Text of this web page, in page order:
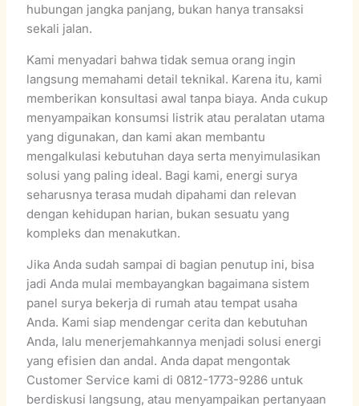
hubungan jangka panjang, bukan hanya transaksi
sekali jalan.
Kami menyadari bahwa tidak semua orang ingin
langsung memahami detail teknikal. Karena itu, kami
memberikan konsultasi awal tanpa biaya. Anda cukup
menyampaikan konsumsi listrik atau peralatan utama
yang digunakan, dan kami akan membantu
mengalkulasi kebutuhan daya serta menyimulasikan
solusi yang paling ideal. Bagi kami, energi surya
seharusnya terasa mudah dipahami dan relevan
dengan kehidupan harian, bukan sesuatu yang
kompleks dan menakutkan.
Jika Anda sudah sampai di bagian penutup ini, bisa
jadi Anda mulai membayangkan bagaimana sistem
panel surya bekerja di rumah atau tempat usaha
Anda. Kami siap mendengar cerita dan kebutuhan
Anda, lalu menerjemahkannya menjadi solusi energi
yang efisien dan andal. Anda dapat mengontak
Customer Service kami di 0812-1773-9286 untuk
berdiskusi langsung, atau menyampaikan pertanyaan